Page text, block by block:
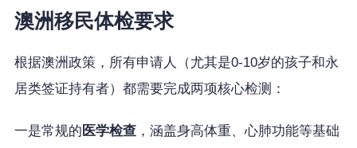
澳洲移民体检要求
根据澳洲政策，所有申请人（尤其是0-10岁的孩子和永
居类签证持有者）都需要完成两项核心检测：
一是常规的 医学检查 ，涵盖身高体重、心肺功能等基础